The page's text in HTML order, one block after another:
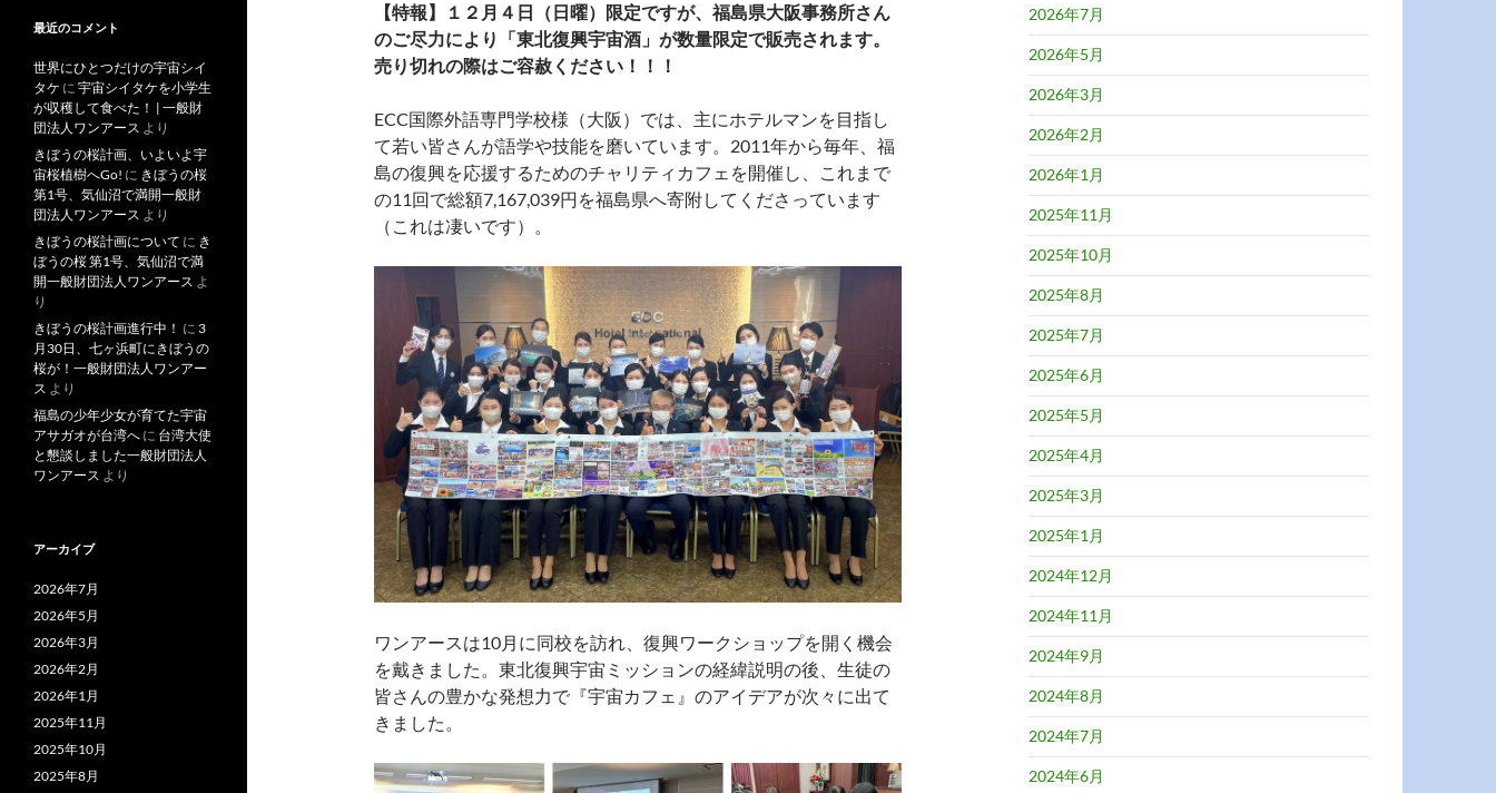
【特報】１２月４日（日曜）限定ですが、福島県大阪事務所さん
のご尽力により「東北復興宇宙酒」が数量限定で販売されます。
売り切れの際はご容赦ください！！！
ECC国際外語専門学校様（大阪）では、主にホテルマンを目指し
て若い皆さんが語学や技能を磨いています。2011年から毎年、福
島の復興を応援するためのチャリティカフェを開催し、これまで
の11回で総額7,167,039円を福島県へ寄附してくださっています
（これは凄いです）。
ワンアースは10月に同校を訪れ、復興ワークショップを開く機会
を戴きました。東北復興宇宙ミッションの経緯説明の後、生徒の
皆さんの豊かな発想力で『宇宙カフェ』のアイデアが次々に出て
きました。
2026年7月
2026年5月
2026年3月
2026年2月
2026年1月
2025年11月
2025年10月
2025年8月
2025年7月
2025年6月
2025年5月
2025年4月
2025年3月
2025年1月
2024年12月
2024年11月
2024年9月
2024年8月
2024年7月
2024年6月
最近のコメント
世界にひとつだけの宇宙シイ
タケ に 宇宙シイタケを小学生
が収穫して食べた！ | 一般財
団法人ワンアース より
きぼうの桜計画、いよいよ宇
宙桜植樹へGo! に きぼうの桜
第1号、気仙沼で満開一般財
団法人ワンアース より
きぼうの桜計画について に き
ぼうの桜 第1号、気仙沼で満
開一般財団法人ワンアース よ
り
きぼうの桜計画進行中！ に 3
月30日、七ヶ浜町にきぼうの
桜が！一般財団法人ワンアー
ス より
福島の少年少女が育てた宇宙
アサガオが台湾へ に 台湾大使
と懇談しました一般財団法人
ワンアース より
アーカイブ
2026年7月
2026年5月
2026年3月
2026年2月
2026年1月
2025年11月
2025年10月
2025年8月